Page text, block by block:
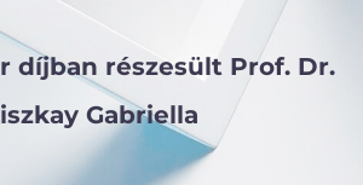
díjban részesült Prof. Dr.
Gabriella